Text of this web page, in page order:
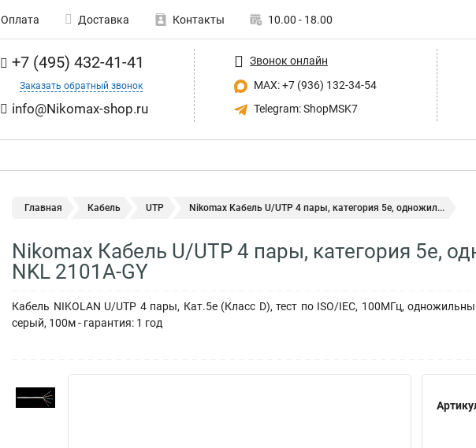
Оплата Доставка Контакты 10.00 - 18.00
+7 (495) 432-41-41
Заказать обратный звонок
info@Nikomax-shop.ru
Звонок онлайн
MAX: +7 (936) 132-34-54
Telegram: ShopMSK7
Главная Кабель UTP Nikomax Кабель U/UTP 4 пары, категория 5e, одножил...
Nikomax Кабель U/UTP 4 пары, категория 5e,
NKL 2101A-GY
Кабель NIKOLAN U/UTP 4 пары, Кат.5e (Класс D), тест по ISO/IEC, 100МГц,
серый, 100м - гарантия: 1 год